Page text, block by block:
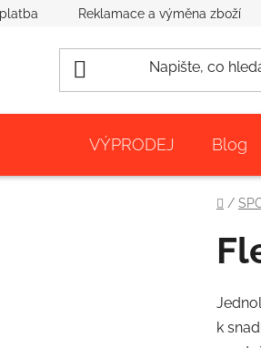
Reklamace a výměna zboží
VÝPRODEJ Blog
Domů
/
k